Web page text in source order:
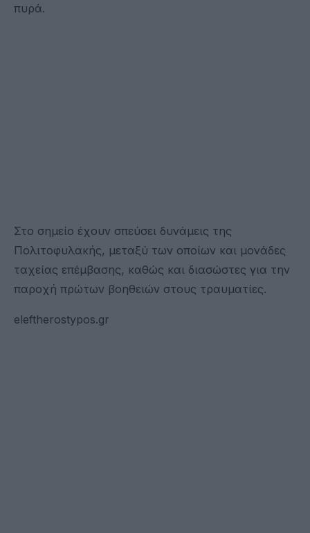
πυρά.
Στο σημείο έχουν σπεύσει δυνάμεις της
Πολιτοφυλακής, μεταξύ των οποίων και μονάδες
ταχείας επέμβασης, καθώς και διασώστες για την
παροχή πρώτων βοηθειών στους τραυματίες.
eleftherostypos.gr